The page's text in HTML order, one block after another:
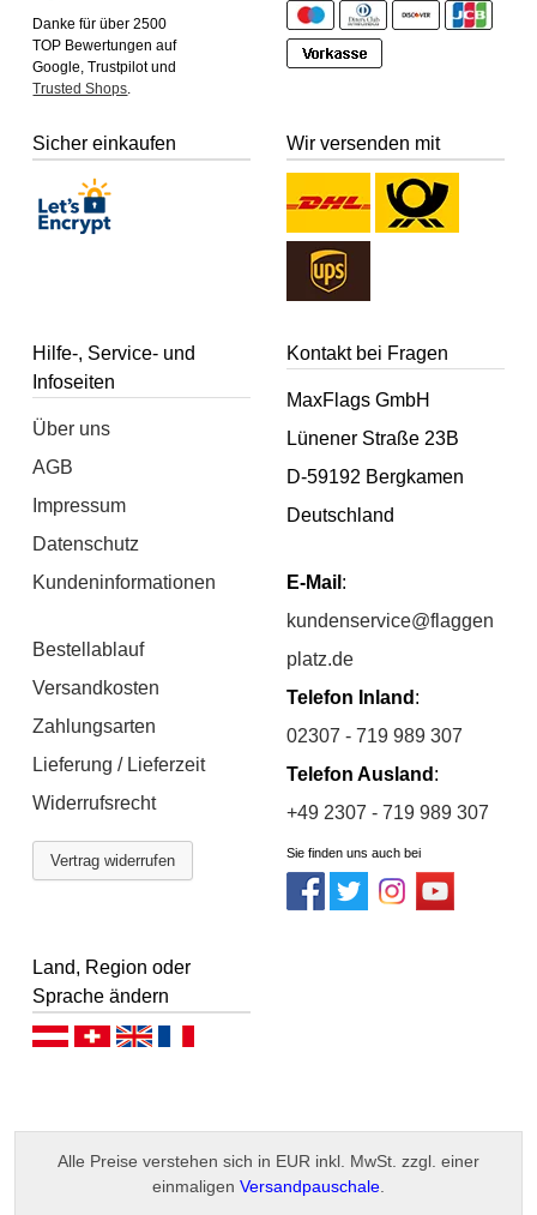
Danke für über 2500
TOP Bewertungen auf
Google, Trustpilot und
Trusted Shops.
Sicher einkaufen Wir versenden mit
Hilfe-, Service- und
Infoseiten
Über uns
AGB
Impressum
Datenschutz
Kundeninformationen
Bestellablauf
Versandkosten
Zahlungsarten
Lieferung / Lieferzeit
Widerrufsrecht
Vertrag widerrufen
Kontakt bei Fragen
MaxFlags GmbH
Lünener Straße 23B
D-59192 Bergkamen
Deutschland
E-Mail :
kundenservice@flaggen
platz.de
Telefon Inland :
02307 - 719 989 307
Telefon Ausland :
+49 2307 - 719 989 307
Sie finden uns auch bei
Land, Region oder
Sprache ändern
Deutsch (AT)Deutsch (CH)
Alle Preise verstehen sich in EUR inkl. MwSt. zzgl. einer
einmaligen Versandpauschale.